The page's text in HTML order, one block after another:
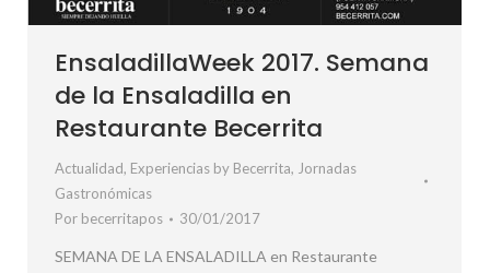
EnsaladillaWeek 2017. Semana
de la Ensaladilla en
Restaurante Becerrita
Actualidad, Experiencias by Becerrita, Jornadas
Gastronómicas
Por becerritapos 30/01/2017
SEMANA DE LA ENSALADILLA en Restaurante